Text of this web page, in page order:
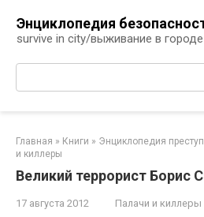
контенту
Энциклопедия
survive in city/выживание в городе
Поиск:
Главная » Книги » Энциклопедия
и киллеры
Великий террорист Борис
17 августа 2012 Палачи и киллеры